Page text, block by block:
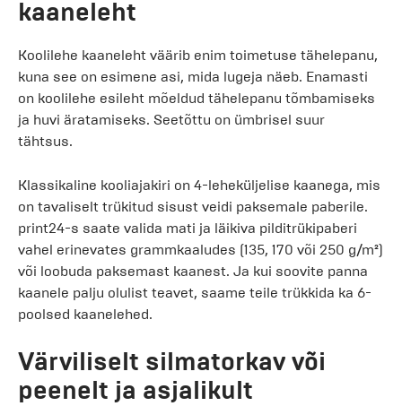
kaaneleht
Koolilehe kaaneleht väärib enim toimetuse tähelepanu,
kuna see on esimene asi, mida lugeja näeb. Enamasti
on koolilehe esileht mõeldud tähelepanu tõmbamiseks
ja huvi äratamiseks. Seetõttu on ümbrisel suur
tähtsus.
Klassikaline kooliajakiri on 4-leheküljelise kaanega, mis
on tavaliselt trükitud sisust veidi paksemale paberile.
print24-s saate valida mati ja läikiva pilditrükipaberi
vahel erinevates grammkaaludes (135, 170 või 250 g/m²)
või loobuda paksemast kaanest. Ja kui soovite panna
kaanele palju olulist teavet, saame teile trükkida ka 6-
poolsed kaanelehed.
Värviliselt silmatorkav või
peenelt ja asjalikult